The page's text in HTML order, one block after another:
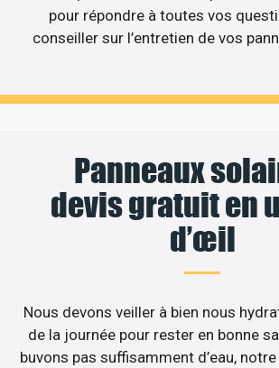
pour répondre à toutes vos
conseiller sur l’entretien de vos
Panneaux
devis gratuit en
d’œil
Nous devons veiller à bien nous
de la journée pour rester en bonne
buvons pas suffisamment d’eau,